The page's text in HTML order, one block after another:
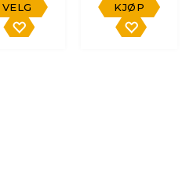
VELG KJØP